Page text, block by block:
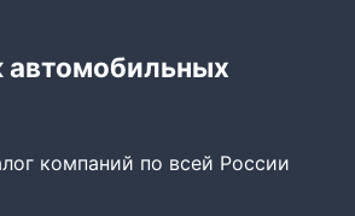
автомобильных
компаний по всей России